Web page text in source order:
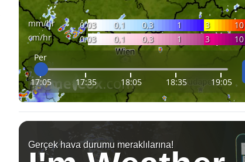
mm/hr 0,03 0,1 0,3 1 3 10
cm/hr
0,03 0,1 0,3 1 3 10
Per
17:05 17:35 18:05 18:35 19:05
Gerçek hava durumu meraklılarına!